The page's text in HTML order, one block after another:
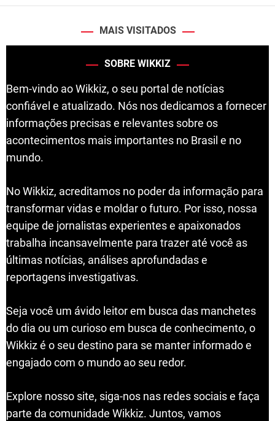
MAIS VISITADOS
SOBRE WIKKIZ
Bem-vindo ao Wikkiz, o seu portal de notícias
confiável e atualizado. Nós nos dedicamos a fornecer
informações precisas e relevantes sobre os
acontecimentos mais importantes no Brasil e no
mundo.
No Wikkiz, acreditamos no poder da informação para
transformar vidas e moldar o futuro. Por isso, nossa
equipe de jornalistas experientes e apaixonados
trabalha incansavelmente para trazer até você as
últimas notícias, análises aprofundadas e
reportagens investigativas.
Seja você um ávido leitor em busca das manchetes
do dia ou um curioso em busca de conhecimento, o
Wikkiz é o seu destino para se manter informado e
engajado com o mundo ao seu redor.
Explore nosso site, siga-nos nas redes sociais e faça
parte da comunidade Wikkiz. Juntos, vamos